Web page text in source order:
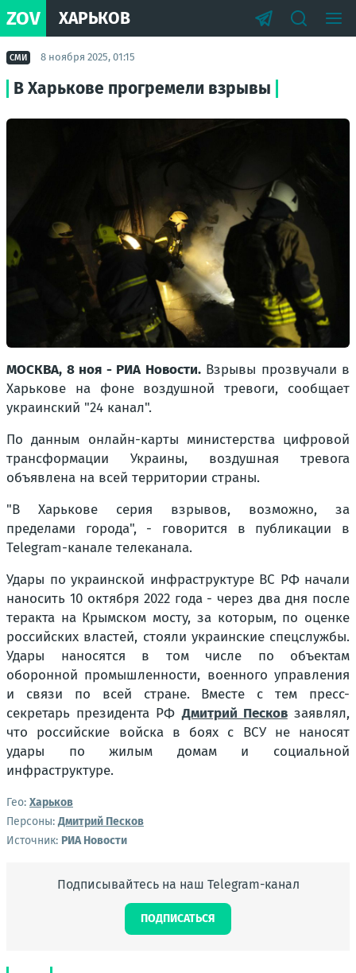
ZOV ХАРЬКОВ
СМИ 8 ноября 2025, 01:15
В Харькове прогремели взрывы
МОСКВА, 8 ноя - РИА Новости.Взрывы прозвучали в
Харькове на фоне воздушной тревоги, сообщает
украинский "24 канал".
По данным онлайн-карты министерства цифровой
трансформации Украины, воздушная тревога
объявлена на всей территории страны.
"В Харькове серия взрывов, возможно, за
пределами города", - говорится в публикации в
Telegram-канале телеканала.
Удары по украинской инфраструктуре ВС РФ начали
наносить 10 октября 2022 года - через два дня после
теракта на Крымском мосту, за которым, по оценке
российских властей, стояли украинские спецслужбы.
Удары наносятся в том числе по объектам
оборонной промышленности, военного управления
и связи по всей стране. Вместе с тем пресс-
секретарь президента РФДмитрий Песковзаявлял,
что российские войска в боях с ВСУ не наносят
удары по жилым домам и социальной
инфраструктуре.
Гео: Харьков
Персоны: Дмитрий Песков
Источник: РИА Новости
Подписывайтесь на наш Telegram-канал
ПОДПИСАТЬСЯ